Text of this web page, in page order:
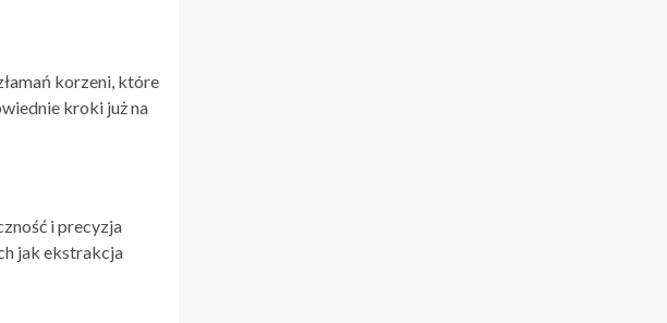
korzeni, które
kroki już na
i precyzja
jak ekstrakcja